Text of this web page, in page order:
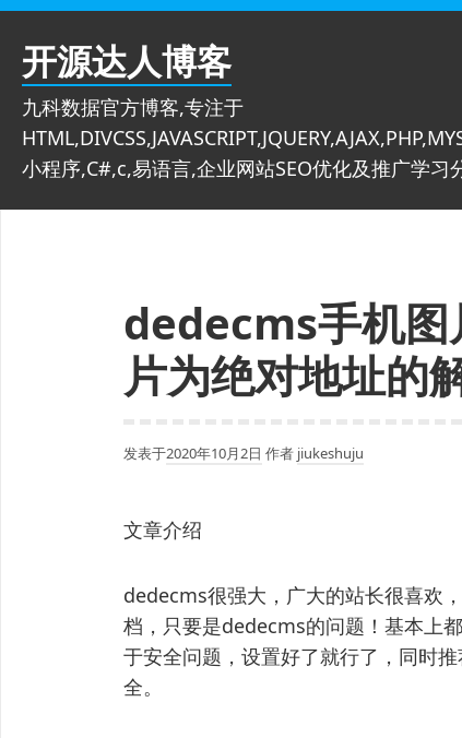
跳
开源达人博客
九科数据官方博客,专注于
小程序,C#,c,易语言,企业网站SEO优化及推广学习
dedecms手机图
片为绝对地址的
发表于2020年10月2日 作者 jiukeshuju
文章介绍
dedecms很强大，广大的站长很喜欢
档，只要是dedecms的问题！基本上
于安全问题，设置好了就行了，同时
全。